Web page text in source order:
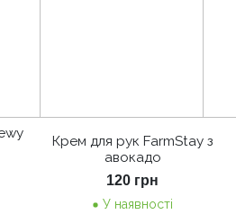
Крем для рук FarmStay з
авокадо
120 грн
У наявності